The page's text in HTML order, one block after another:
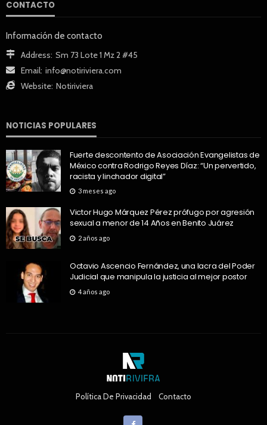
CONTACTO
Información de contacto
Address: Sm 73 Lote 1 Mz 2 #45
Email: info@notiriviera.com
Website: Notiriviera
NOTICIAS POPULARES
Fuerte descontento de Asociación Evangelistas de
México contra Rodrigo Reyes Díaz: “Un pervertido,
racista y linchador digital”
3 meses ago
Victor Hugo Márquez Pérez prófugo por agresión
sexual a menor de 14 Años en Benito Juárez
2 años ago
Octavio Ascencio Fernández, una lacra del Poder
Judicial que manipula la justicia al mejor postor
4 años ago
Política De Privacidad Contacto